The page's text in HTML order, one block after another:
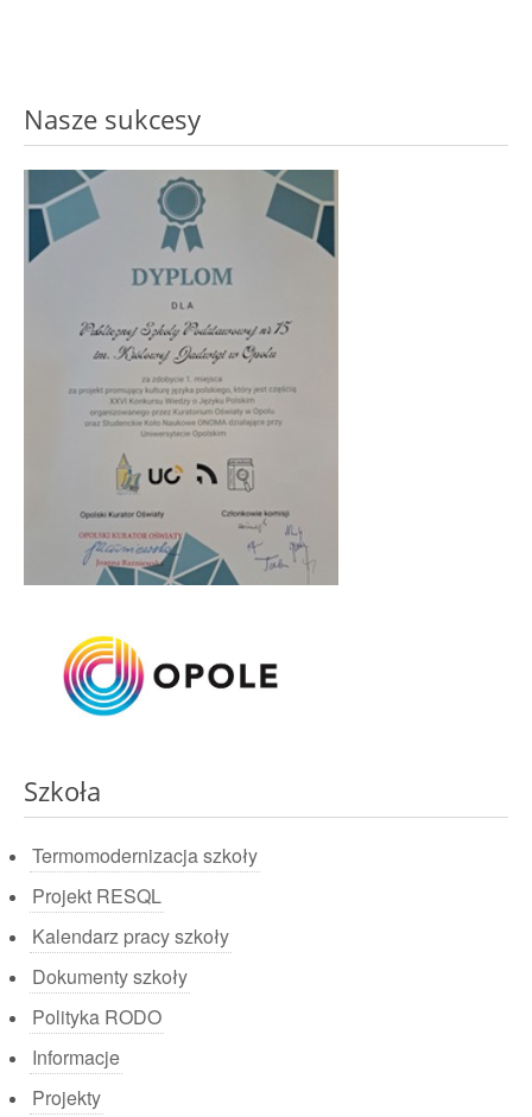
Nasze sukcesy
Szkoła
Termomodernizacja szkoły
Projekt RESQL
Kalendarz pracy szkoły
Dokumenty szkoły
Polityka RODO
Informacje
Projekty